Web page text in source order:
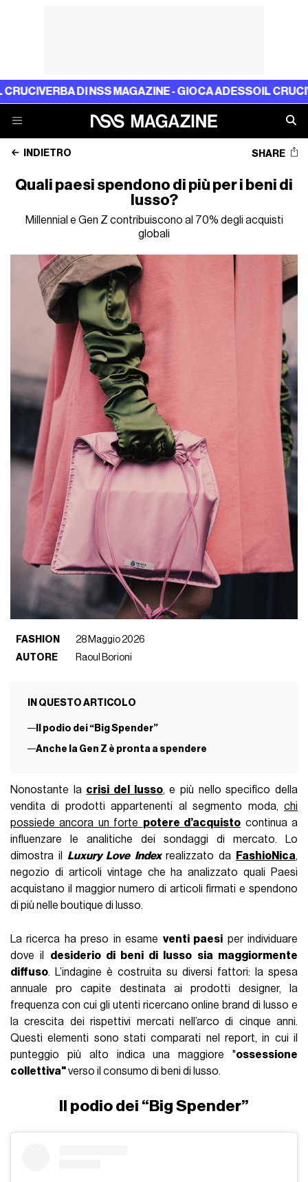
DI NSS MAGAZINE - GIOCA ADESSOIL CRUCIVERBA
INDIETRO SHARE
Quali paesi spendono di più per i beni di
lusso?
Millennial e Gen Z contribuiscono al 70% degli acquisti
globali
FASHION
28 Maggio 2026
AUTORE
Raoul Borioni
IN QUESTO ARTICOLO
Il podio dei “Big Spender”
Anche la Gen Z è pronta a spendere
Nonostante la crisi del lusso, e più nello specifico della
vendita di prodotti appartenenti al segmento moda, chi
possiede ancora un forte potere d’acquisto continua a
influenzare le analitiche dei sondaggi di mercato. Lo
dimostra ilLuxury Love Index realizzato da FashioNica,
negozio di articoli vintage che ha analizzato quali Paesi
acquistano il maggior numero di articoli firmati e spendono
di più nelle boutique di lusso.
La ricerca ha preso in esame venti paesi per individuare
dove il desiderio di beni di lusso sia maggiormente
diffuso. L’indagine è costruita su diversi fattori: la spesa
annuale pro capite destinata ai prodotti designer, la
frequenza con cui gli utenti ricercano online brand di lusso e
la crescita dei rispettivi mercati nell’arco di cinque anni.
Questi elementi sono stati comparati nel report, in cui il
punteggio più alto indica una maggiore "ossessione
collettiva"verso il consumo di beni di lusso.
Il podio dei “Big Spender”